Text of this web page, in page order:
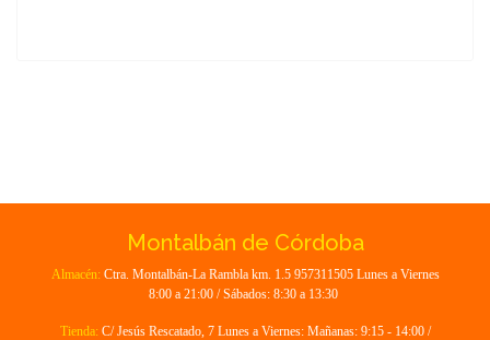
Montalbán de Córdoba
Almacén: Ctra. Montalbán-La Rambla km. 1.5 957311505 Lunes a Viernes
8:00 a 21:00 / Sábados: 8:30 a 13:30
Tienda: C/ Jesús Rescatado, 7 Lunes a Viernes: Mañanas: 9:15 - 14:00 /